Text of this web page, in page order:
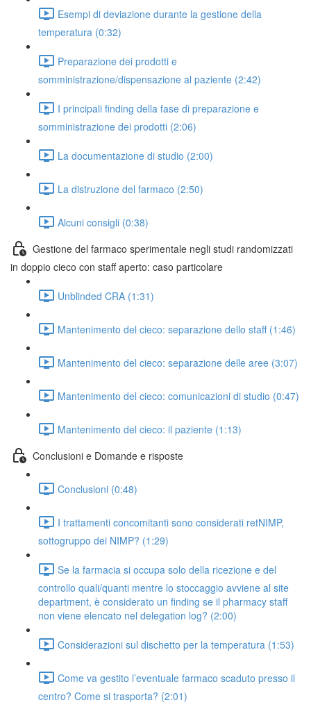
Esempi di deviazione durante la gestione della
temperatura (0:32)
Preparazione dei prodotti e
somministrazione/dispensazione al paziente (2:42)
I principali finding della fase di preparazione e
somministrazione dei prodotti (2:06)
La documentazione di studio (2:00)
La distruzione del farmaco (2:50)
Alcuni consigli (0:38)
Gestione del farmaco sperimentale negli studi randomizzati
in doppio cieco con staff aperto: caso particolare
Unblinded CRA (1:31)
Mantenimento del cieco: separazione dello staff (1:46)
Mantenimento del cieco: separazione delle aree (3:07)
Mantenimento del cieco: comunicazioni di studio (0:47)
Mantenimento del cieco: il paziente (1:13)
Conclusioni e Domande e risposte
Conclusioni (0:48)
I trattamenti concomitanti sono considerati retNIMP,
sottogruppo dei NIMP? (1:29)
Se la farmacia si occupa solo della ricezione e del
controllo quali/quanti mentre lo stoccaggio avviene al site
department, è considerato un finding se il pharmacy staff
non viene elencato nel delegation log? (2:00)
Considerazioni sul dischetto per la temperatura (1:53)
Come va gestito l’eventuale farmaco scaduto presso il
centro? Come si trasporta? (2:01)